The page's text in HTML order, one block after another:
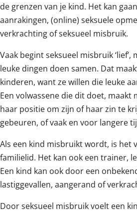
de grenzen van je kind. Het kan
aanrakingen, (online) seksuele
verkrachting of seksueel misbruik.
Vaak begint seksueel misbruik
leuke dingen doen samen. Dat
kinderen, want ze willen die leuke
Een volwassene die dit doet, maakt
haar positie om zijn of haar zin te
gebeuren, of vaak en voor langere
Als een kind misbruikt wordt, is het
familielid. Het kan ook een trainer,
Een kind kan ook door een
lastiggevallen, aangerand of
Door seksueel misbruik voelt een